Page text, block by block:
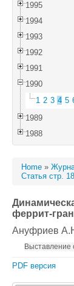
1995
1994
1993
1992
1991
1990
1 2 3 4 5
1989
1988
Home »
Статья стр.
феррит-
Ануфриев
Выставление
PDF версия